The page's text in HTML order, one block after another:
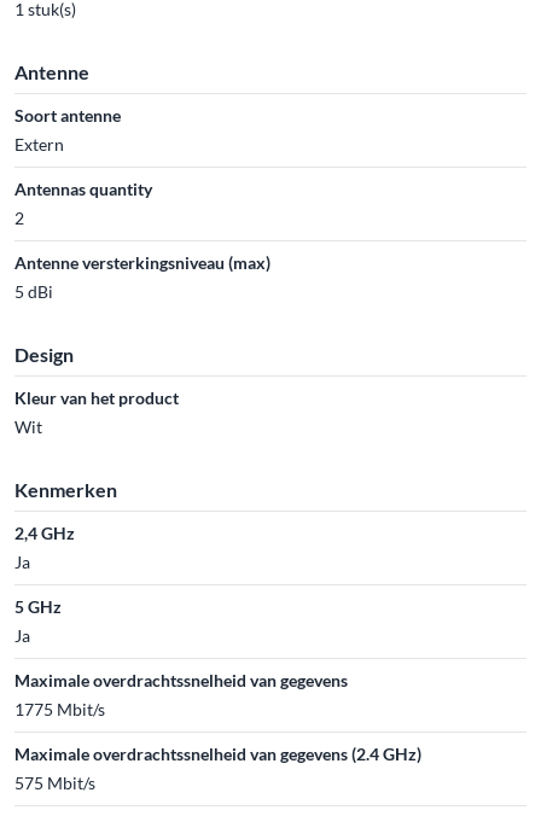
1 stuk(s)
Antenne
Soort antenne
Extern
Antennas quantity
2
Antenne versterkingsniveau (max)
5 dBi
Design
Kleur van het product
Wit
Kenmerken
2,4 GHz
Ja
5 GHz
Ja
Maximale overdrachtssnelheid van gegevens
1775 Mbit/s
Maximale overdrachtssnelheid van gegevens (2.4 GHz)
575 Mbit/s